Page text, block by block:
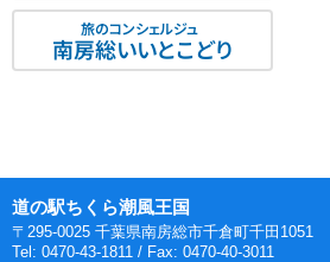
旅のコンシェルジュ
南房総いいとこどり
道の駅ちくら潮風王国
〒295-0025 千葉県南房総市千倉町千田1051
Tel: 0470-43-1811 / Fax: 0470-40-3011